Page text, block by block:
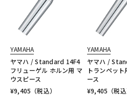
YAMAHA
ヤマハ / Standard 14F4
フリューゲル ホルン用 マ
ウスピース
¥9,405 （税込）
YAMAHA
ヤマハ /
トランペッ
ース
¥9,405 （税込